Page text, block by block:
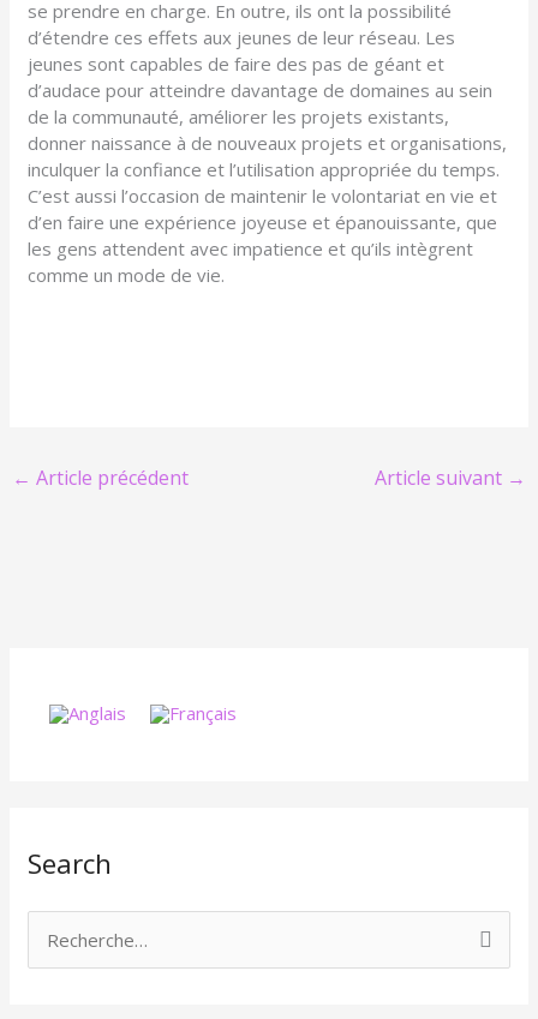
se prendre en charge. En outre, ils ont la possibilité
d’étendre ces effets aux jeunes de leur réseau. Les
jeunes sont capables de faire des pas de géant et
d’audace pour atteindre davantage de domaines au sein
de la communauté, améliorer les projets existants,
donner naissance à de nouveaux projets et organisations,
inculquer la confiance et l’utilisation appropriée du temps.
C’est aussi l’occasion de maintenir le volontariat en vie et
d’en faire une expérience joyeuse et épanouissante, que
les gens attendent avec impatience et qu’ils intègrent
comme un mode de vie.
← Article précédent Article suivant →
Search